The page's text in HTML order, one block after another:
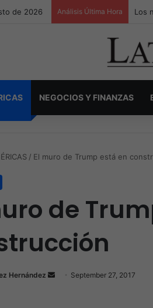
de 2026 Análisis Última Hora Los
NEGOCIOS Y FINANZAS
/ El muro de Trump está en
de
Hernández September 27, 2017